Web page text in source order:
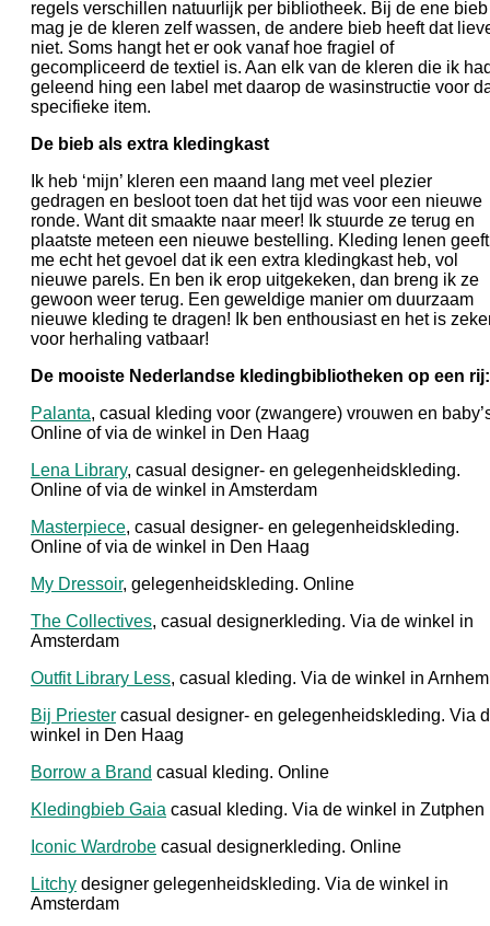
regels verschillen natuurlijk per bibliotheek. Bij de ene bieb
mag je de kleren zelf wassen, de andere bieb heeft dat
niet. Soms hangt het er ook vanaf hoe fragiel of
gecompliceerd de textiel is. Aan elk van de kleren die ik
geleend hing een label met daarop de wasinstructie voor
specifieke item.
De bieb als extra kledingkast
Ik heb ‘mijn’ kleren een maand lang met veel plezier
gedragen en besloot toen dat het tijd was voor een nieuwe
ronde. Want dit smaakte naar meer! Ik stuurde ze terug en
plaatste meteen een nieuwe bestelling. Kleding lenen geeft
me echt het gevoel dat ik een extra kledingkast heb, vol
nieuwe parels. En ben ik erop uitgekeken, dan breng ik ze
gewoon weer terug. Een geweldige manier om duurzaam
nieuwe kleding te dragen! Ik ben enthousiast en het is
voor herhaling vatbaar!
De mooiste Nederlandse kledingbibliotheken op een rij:
Palanta, casual kleding voor (zwangere) vrouwen en
Online of via de winkel in Den Haag
Lena Library, casual designer- en gelegenheidskleding.
Online of via de winkel in Amsterdam
Masterpiece, casual designer- en gelegenheidskleding.
Online of via de winkel in Den Haag
My Dressoir, gelegenheidskleding. Online
The Collectives, casual designerkleding. Via de winkel in
Amsterdam
Outfit Library Less, casual kleding. Via de winkel in Arnhem
Bij Priester casual designer- en gelegenheidskleding. Via
winkel in Den Haag
Borrow a Brand casual kleding. Online
Kledingbieb Gaia casual kleding. Via de winkel in Zutphen
Iconic Wardrobe casual designerkleding. Online
Litchy designer gelegenheidskleding. Via de winkel in
Amsterdam